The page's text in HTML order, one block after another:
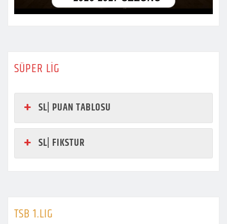
SÜPER LİG
SL| PUAN TABLOSU
SL| FIKSTUR
TSB 1.LIG